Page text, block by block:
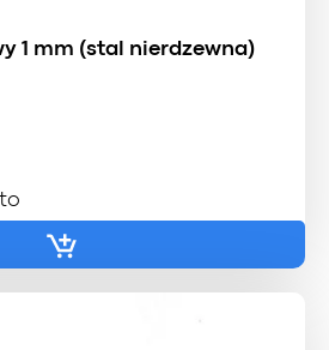
1 mm (stal nierdzewna)